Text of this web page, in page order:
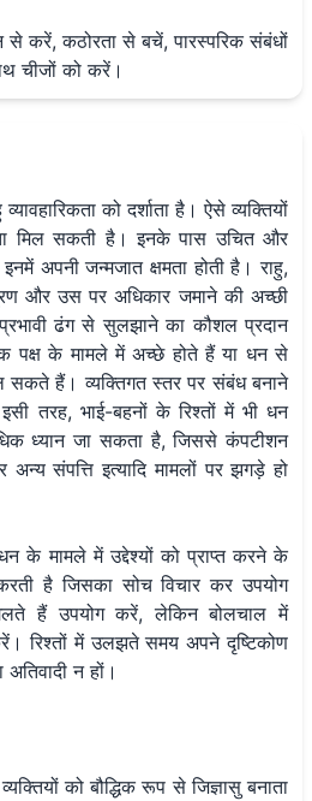
से करें, कठोरता से बचें, पारस्परिक संबंधों
चीजों को करें।
को दर्शाता है। ऐसे व्यक्तियों
मिल सकती है। इनके पास उचित और
अपनी जन्मजात क्षमता होती है। राहु,
और उस पर अधिकार जमाने की अच्छी
ढंग से सुलझाने का कौशल प्रदान
पक्ष के मामले में अच्छे होते हैं या धन से
हैं। व्यक्तिगत स्तर पर संबंध बनाने
तरह, भाई-बहनों के रिश्तों में भी धन
ध्यान जा सकता है, जिससे कंपटीशन
अन्य संपत्ति इत्यादि मामलों पर झगड़े हो
धन के मामले में उद्देश्यों को प्राप्त करने के
है जिसका सोच विचार कर उपयोग
हैं उपयोग करें, लेकिन बोलचाल में
रिश्तों में उलझते समय अपने दृष्टिकोण
न हों।
को बौद्धिक रूप से जिज्ञासु बनाता